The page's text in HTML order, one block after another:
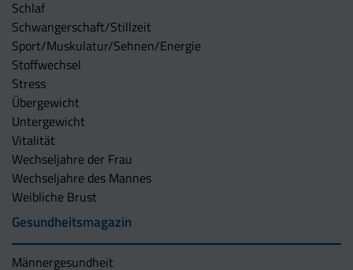
Schlaf
Schwangerschaft/Stillzeit
Sport/Muskulatur/Sehnen/Energie
Stoffwechsel
Stress
Übergewicht
Untergewicht
Vitalität
Wechseljahre der Frau
Wechseljahre des Mannes
Weibliche Brust
Gesundheitsmagazin
Männergesundheit